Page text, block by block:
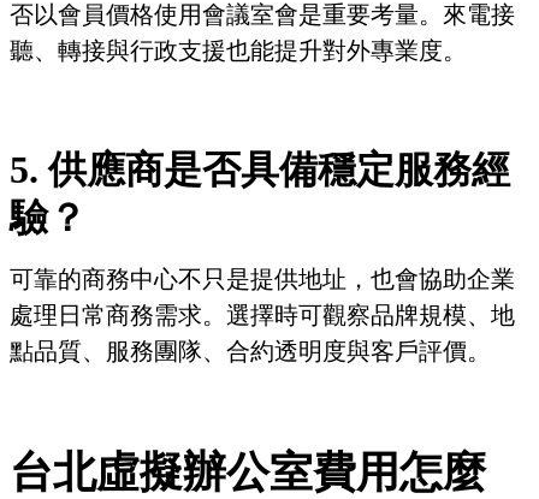
否以會員價格使用會議室會是重要考量。來電接
聽、轉接與行政支援也能提升對外專業度。
5. 供應商是否具備穩定服務經
驗？
可靠的商務中心不只是提供地址，也會協助企業
處理日常商務需求。選擇時可觀察品牌規模、地
點品質、服務團隊、合約透明度與客戶評價。
台北虛擬辦公室費用怎麼